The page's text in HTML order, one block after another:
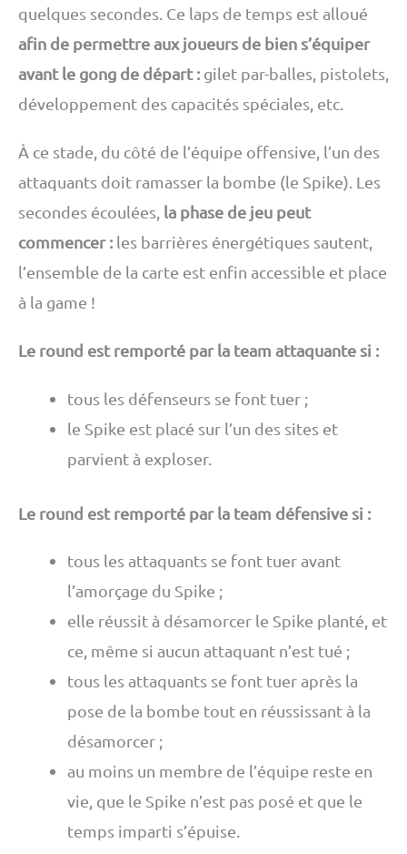
quelques secondes. Ce laps de temps est alloué
afin de permettre aux joueurs de bien s’équiper
avant le gong de départ : gilet par-balles, pistolets,
développement des capacités spéciales, etc.
À ce stade, du côté de l’équipe offensive, l’un des
attaquants doit ramasser la bombe (le Spike). Les
secondes écoulées, la phase de jeu peut
commencer : les barrières énergétiques sautent,
l’ensemble de la carte est enfin accessible et place
à la game !
Le round est remporté par la team attaquante si :
tous les défenseurs se font tuer ;
le Spike est placé sur l’un des sites et
parvient à exploser.
Le round est remporté par la team défensive si :
tous les attaquants se font tuer avant
l’amorçage du Spike ;
elle réussit à désamorcer le Spike planté, et
ce, même si aucun attaquant n’est tué ;
tous les attaquants se font tuer après la
pose de la bombe tout en réussissant à la
désamorcer ;
au moins un membre de l’équipe reste en
vie, que le Spike n’est pas posé et que le
temps imparti s’épuise.